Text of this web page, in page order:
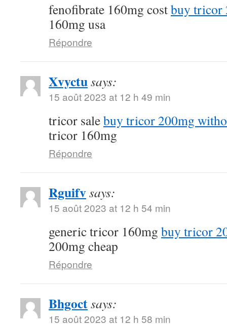
fenofibrate 160mg costbuy tricor
160mg usa
Répondre
Xvyctusays:
15 août 2023 at 12 h 49 min
tricor salebuy tricor 200mg
tricor 160mg
Répondre
Rguifvsays:
15 août 2023 at 12 h 54 min
generic tricor 160mg buy tricor
200mg cheap
Répondre
Bhgoctsays:
15 août 2023 at 12 h 58 min